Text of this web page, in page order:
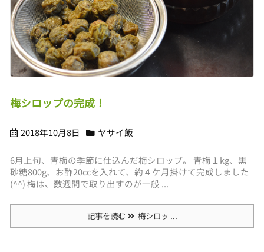
梅シロップの完成！
2018年10月8日 ヤサイ飯
6月上旬、青梅の季節に仕込んだ梅シロップ。 青梅１kg、黒
砂糖800g、お酢20ccを入れて、約４ケ月掛けて完成しました
(^^) 梅は、数週間で取り出すのが一般 ...
記事を読む 梅シロッ ...